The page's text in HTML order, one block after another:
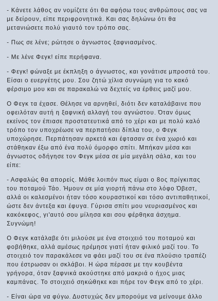
- Κάνετε λάθος αν νομίζετε ότι θα αφήσω τους ανθρώπους σας να
με δείρουν, είπε περιφρονητικά. Και σας δηλώνω ότι θα
μετανιώσετε πολύ γιαυτό τον τρόπο σας.
- Πως σε λένε; ρώτησε ο άγνωστος ξαφνιασμένος.
- Με λένε Φεγκ! είπε περήφανα.
- Φεγκ! φώναξε με έκπληξη ο άγνωστος, και γονάτισε μπροστά του.
Είσαι ο ευεργέτης μου. Σου ζητώ χίλια συγνώμη για το κακό
φέρσιμο μου και σε παρακαλώ να δεχτείς να έρθεις μαζί μου.
Ο Φεγκ τα έχασε. Θέλησε να αρνηθεί, διότι δεν καταλάβαινε που
οφειλόταν αυτή η ξαφνική αλλαγή του αγνώστου. Όταν όμως
εκείνος τον έπιασε προστατευτικά από το χέρι και με πολύ καλό
τρόπο τον υποχρέωσε να περπατήσει δίπλα του, ο Φεγκ
υποχώρησε. Περπάτησαν αρκετά και έφτασαν σε ένα χωριό και
στάθηκαν έξω από ένα πολύ όμορφο σπίτι. Μπήκαν μέσα και
άγνωστος οδήγησε τον Φεγκ μέσα σε μία μεγάλη σάλα, και του
είπε:
- Ασφαλώς θα απορείς. Μάθε λοιπόν πως είμαι ο 8ος πρίγκιπας
του ποταμού Τάο. Ήμουν σε μία γιορτή πάνω στο λόφο Όβεστ,
αλλά οι καλεσμένοι ήταν τόσο κουραστικοί και τόσο αντιπαθητικοί,
ώστε δεν άντεξα και έφυγα. Γύρισα σπίτι μου νευριασμένος και
κακόκεφος, γι'αυτό σου μίλησα και σου φέρθηκα άσχημα.
Συγνώμη!
Ο Φεγκ κατάλαβε ότι μιλούσε με ένα στοιχειό του ποταμού και
φοβήθηκε, αλλά αμέσως ηρέμησε γιατί ήταν φιλικό μαζί του. Το
στοιχειό τον παρακάλεσε να φάει μαζί του σε ένα πλούσιο τραπέζι
που έστρωσαν οι σκλάβοι. Η ώρα πέρασε με την κουβέντα
γρήγορα, όταν ξαφνικά ακούστηκε από μακριά ο ήχος μιας
καμπάνας. Το στοιχειό σηκώθηκε και πήρε τον Φεγκ από το χέρι.
- Είναι ώρα να φύγω. Δυστυχώς δεν μπορούμε να μείνουμε άλλο